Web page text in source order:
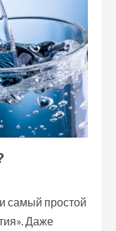
самый простой
Даже